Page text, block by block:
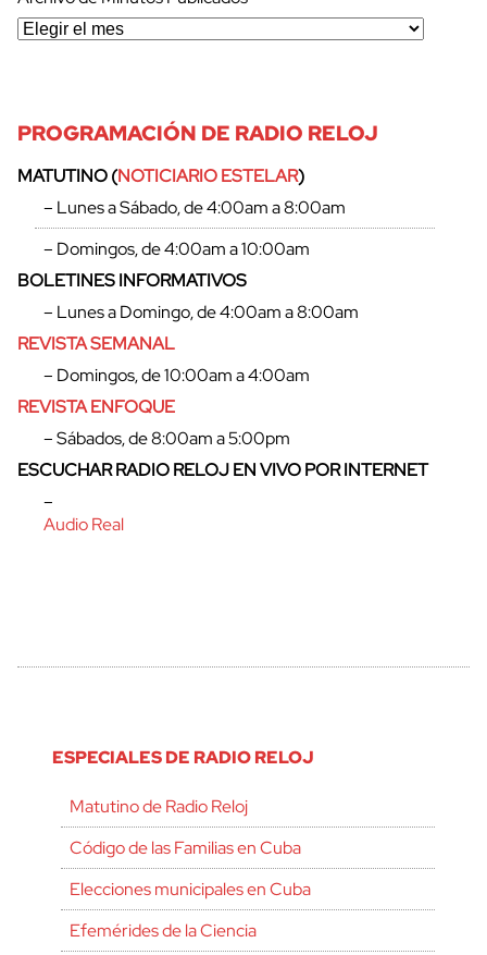
cerrar
PROGRAMACIÓN DE RADIO RELOJ
MATUTINO (NOTICIARIO ESTELAR)
– Lunes a Sábado, de 4:00am a 8:00am
– Domingos, de 4:00am a 10:00am
BOLETINES INFORMATIVOS
– Lunes a Domingo, de 4:00am a 8:00am
REVISTA SEMANAL
– Domingos, de 10:00am a 4:00am
REVISTA ENFOQUE
– Sábados, de 8:00am a 5:00pm
ESCUCHAR RADIO RELOJ EN VIVO POR INTERNET
–
Audio Real
ESPECIALES DE RADIO RELOJ
Matutino de Radio Reloj
Código de las Familias en Cuba
Elecciones municipales en Cuba
Efemérides de la Ciencia